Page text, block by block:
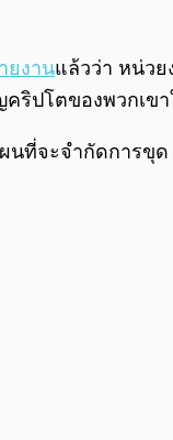
ยงานแล้วว่า หน่วย
ริปโตของพวกเข
นที่จะจำกัดการขุ